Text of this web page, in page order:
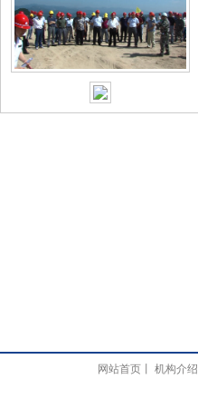
网站首页丨 机构介绍